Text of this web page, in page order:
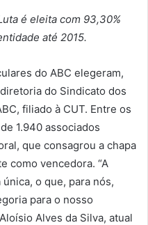
é eleita com 93,30%
até 2015.
do ABC elegeram,
do Sindicato dos
filiado à CUT. Entre os
1.940 associados
que consagrou a chapa
como vencedora. “A
o que, para nós,
para o nosso
Alves da Silva, atual